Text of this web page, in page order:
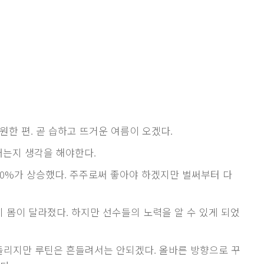
한 편. 곧 습하고 뜨거운 여름이 오겠다.
지 생각을 해야한다.
가 상승했다. 주주로써 좋아야 하겠지만 벌써부터 다
이 달라졌다. 하지만 선수들의 노력을 알 수 있게 되었
지만 루틴은 흔들려서는 안되겠다. 올바른 방향으로 꾸